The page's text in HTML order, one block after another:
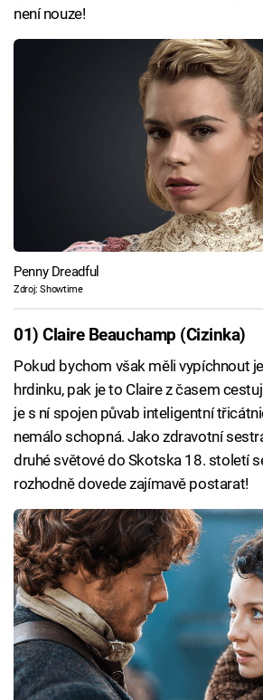
není nouze!
Penny Dreadful
Zdroj: Showtime
01) Claire Beauchamp (Cizinka)
Pokud bychom však měli vypíchnout
hrdinku, pak je to Claire z časem
je s ní spojen půvab inteligentní
nemálo schopná. Jako zdravotní
druhé světové do Skotska 18. století
rozhodně dovede zajímavě postarat!